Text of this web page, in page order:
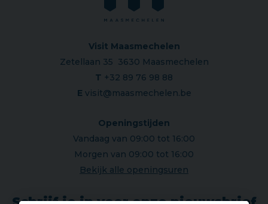
Visit Maasmechelen
Zetellaan 35 3630 Maasmechelen
T +32 89 76 98 88
E visit@maasmechelen.be
Openingstijden
Vandaag van 09:00 tot 16:00
Morgen van 09:00 tot 16:00
Bekijk alle openingsuren